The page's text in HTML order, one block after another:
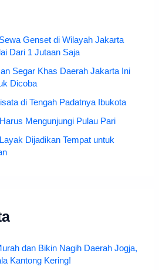
Genset di Wilayah Jakarta
Dari 1 Jutaan Saja
Segar Khas Daerah Jakarta Ini
Dicoba
di Tengah Padatnya Ibukota
Mengunjungi Pulau Pari
Dijadikan Tempat untuk
dan Bikin Nagih Daerah Jogja,
Kantong Kering!